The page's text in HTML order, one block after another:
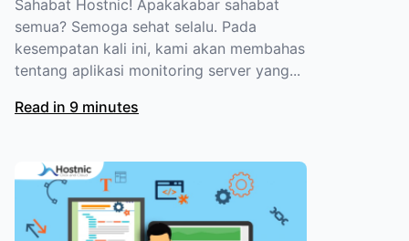
Sahabat Hostnic! Apakakabar sahabat
semua? Semoga sehat selalu. Pada
kesempatan kali ini, kami akan membahas
tentang aplikasi monitoring server yang...
Read in 9 minutes